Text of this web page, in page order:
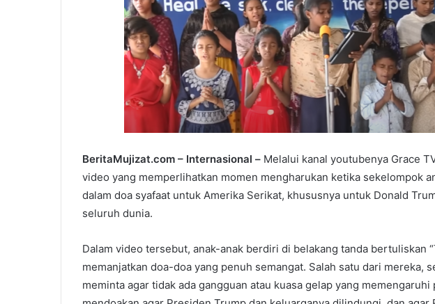
BeritaMujizat.com – Internasional – Melalui kanal youtubenya Grace
video yang memperlihatkan momen mengharukan ketika sekelompok
dalam doa syafaat untuk Amerika Serikat, khususnya untuk Donald
seluruh dunia.
Dalam video tersebut, anak-anak berdiri di belakang tanda bertuliskan
memanjatkan doa-doa yang penuh semangat. Salah satu dari mereka,
meminta agar tidak ada gangguan atau kuasa gelap yang